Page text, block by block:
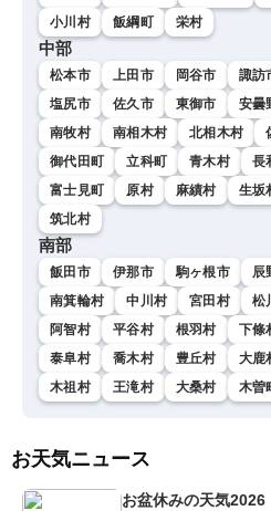
小川村
飯綱町 栄村
中部
松本市 上田市 岡谷市 諏訪
塩尻市
佐久市 東御市 安曇
南牧村
南相木村 北相木村
御代田町
立科町 青木村 長
富士見町
原村 麻績村 生坂
筑北村
南部
飯田市 伊那市 駒ヶ根市 辰
南箕輪村
中川村 宮田村 松
阿智村
平谷村 根羽村 下條
泰阜村
喬木村 豊丘村 大鹿
木祖村
王滝村 大桑村 木曽
お天気ニュース
お盆休みの天気